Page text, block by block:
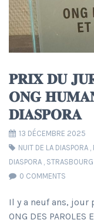
𝐏𝐑𝐈𝐗 𝐃𝐔
𝐎𝐍𝐆
𝐃𝐈𝐀𝐒𝐏𝐎𝐑𝐀
13 DÉCEMBRE 2025
NUIT DE LA DIASPORA ,
DIASPORA , STRASBOURG
0 COMMENTS
Il y a neuf ans, jour
ONG DES PAROLES